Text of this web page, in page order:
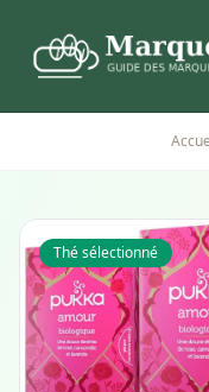
Thé sélectionné